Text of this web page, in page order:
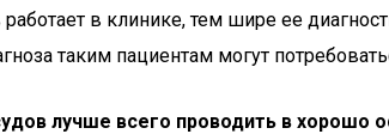
в клинике, тем шире ее
таким пациентам могут
лучше всего проводить в